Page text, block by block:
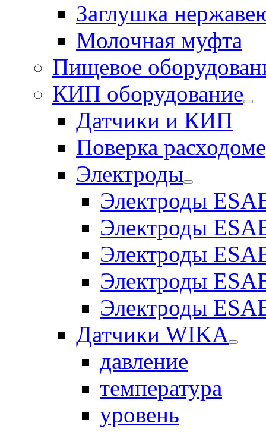
Заглушка
Молочная муфта
Пищевое
КИП оборудование
Датчики и КИП
Поверка
Электроды
Электроды
Электроды
Электроды
Электроды
Электроды
Датчики WIKA
давление
температура
уровень